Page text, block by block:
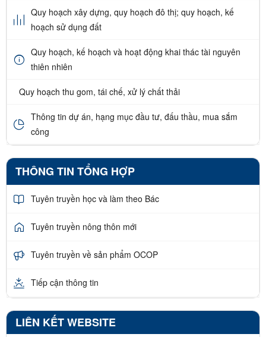
Quy hoạch xây dựng, quy hoạch đô thị; quy hoạch, kế
hoạch sử dụng đất
Quy hoạch, kế hoạch và hoạt động khai thác tài nguyên
thiên nhiên
Quy hoạch thu gom, tái chế, xử lý chất thải
Thông tin dự án, hạng mục đầu tư, đấu thầu, mua sắm
công
THÔNG TIN TỔNG HỢP
Tuyên truyền học và làm theo Bác
Tuyên truyền nông thôn mới
Tuyên truyền về sản phẩm OCOP
Tiếp cận thông tin
LIÊN KẾT WEBSITE